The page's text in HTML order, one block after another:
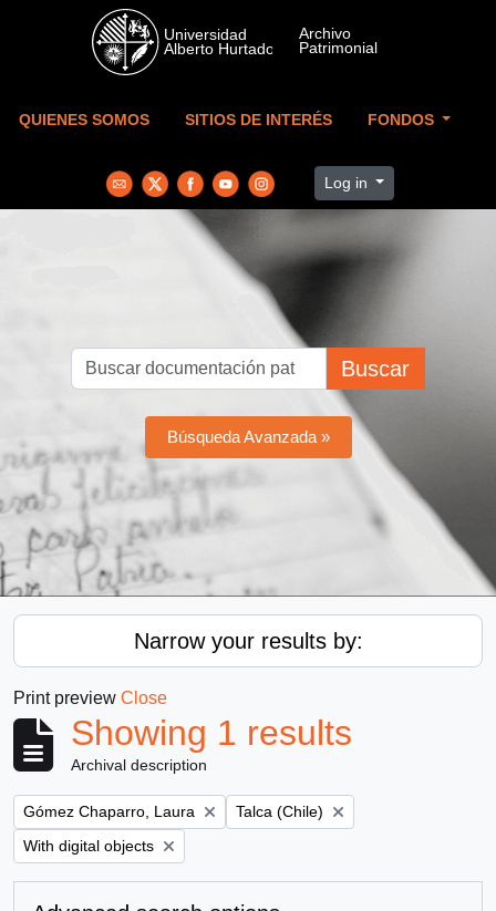
Skip to main content
QUIENES SOMOS SITIOS DE INTERÉS FONDOS
Log in
Buscar
Búsqueda Avanzada »
Narrow your results by:
Print preview Close
Showing 1 results
Archival description
Remove filter:
Gómez Chaparro, Laura Remove filter:
Talca (Chile)
Remove filter:
With digital objects